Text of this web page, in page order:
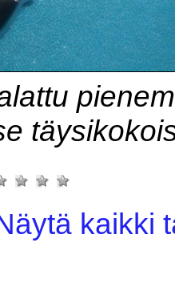
kaikki